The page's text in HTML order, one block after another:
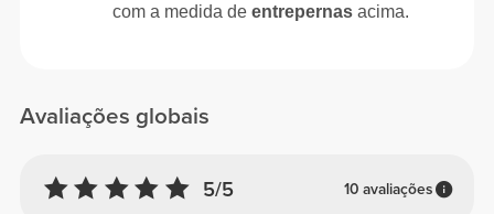
Avaliações globais
5/5 10 avaliações
com a medida deentrepernas acima.